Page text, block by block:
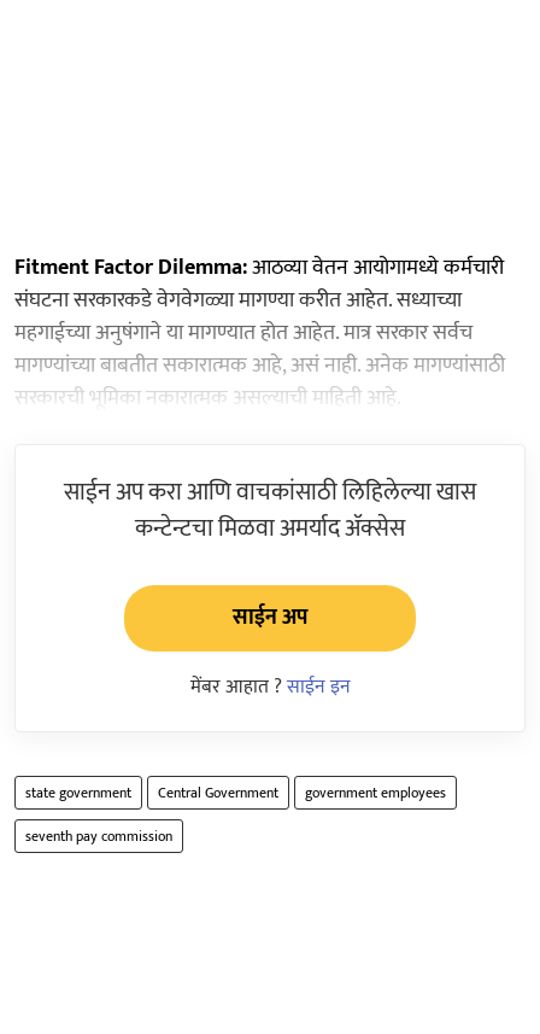
Fitment Factor Dilemma:आठव्या वेतन आयोगामध्ये कर्मचारी
संघटना सरकारकडे वेगवेगळ्या मागण्या करीत आहेत. सध्याच्या
महगाईच्या अनुषंगाने या मागण्यात होत आहेत. मात्र सरकार सर्वच
मागण्यांच्या बाबतीत सकारात्मक आहे, असं नाही. अनेक मागण्यांसाठी
सरकारची भूमिका नकारात्मक असल्याची माहिती आहे.
साईन अप करा आणि वाचकांसाठी लिहिलेल्या खास
कन्टेन्टचा मिळवा अमर्याद ॲक्सेस
साईन अप
मेंबर आहात ?साईन इन
state government Central Government
government employees
seventh pay commission